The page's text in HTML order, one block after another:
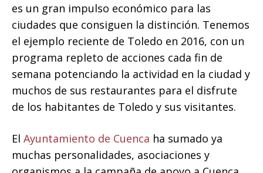
es un gran impulso económico para las
ciudades que consiguen la distinción. Tenemos
el ejemplo reciente de Toledo en 2016, con un
programa repleto de acciones cada fin de
semana potenciando la actividad en la ciudad y
muchos de sus restaurantes para el disfrute
de los habitantes de Toledo y sus visitantes.
El Ayuntamiento de Cuenca ha sumado ya
muchas personalidades, asociaciones y